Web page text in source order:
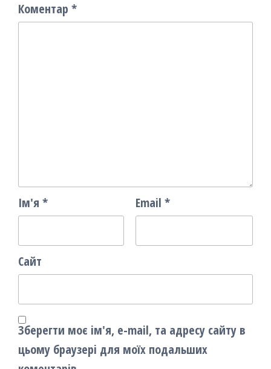
Коментар *
Ім'я * Email *
Сайт
Зберегти моє ім'я, e-mail, та адресу сайту в
цьому браузері для моїх подальших